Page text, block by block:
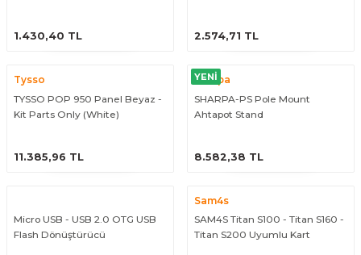
1.430,40 TL 2.574,71 TL
Tysso
TYSSO POP 950 Panel Beyaz -
Kit Parts Only (White)
11.385,96 TL
YENİ
Sharpa
SHARPA-PS Pole Mount
Ahtapot Stand
8.582,38 TL
Micro USB - USB 2.0 OTG USB
Flash Dönüştürücü
Sam4s
SAM4S Titan S100 - Titan S160 -
Titan S200 Uyumlu Kart